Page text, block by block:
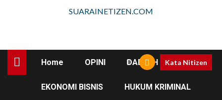
SUARAINETIZEN.COM
Home OPINI DAERAH
EKONOMI BISNIS HUKUM KRIMINAL
Kata Nitizen